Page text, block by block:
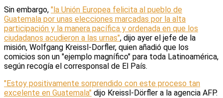
Sin embargo, "la Unión Europea felicita al pueblo de
Guatemala por unas elecciones marcadas por la alta
participación y la manera pacífica y ordenada en que los
ciudadanos acudieron a las urnas", dijo ayer el jefe de la
misión, Wolfgang Kreissl-Dorfler, quien añadió que los
comicios son un "ejemplo magnífico" para toda Latinoamérica,
según recogía el corresponsal de El País.
"Estoy positivamente sorprendido con este proceso tan
excelente en Guatemala" dijo Kreissl-Dörfler a la agencia AFP.